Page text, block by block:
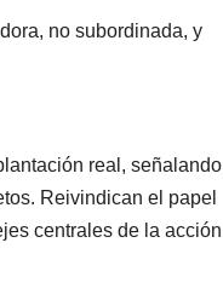
no subordinada, y
real, señalando
Reivindican el papel
centrales de la acción